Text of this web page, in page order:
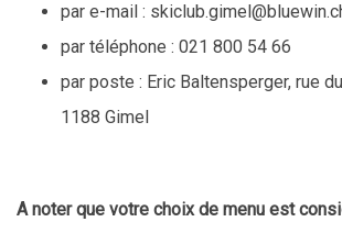
par e-mail :
par téléphone : 021 800 54 66
par poste : Eric Baltensperger, rue
1188 Gimel
A noter que votre choix de menu est